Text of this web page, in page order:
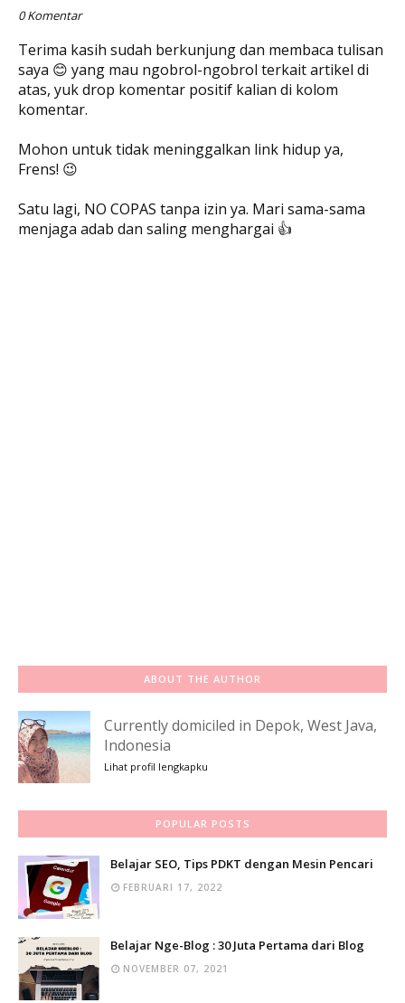
0 Komentar
Terima kasih sudah berkunjung dan membaca tulisan
saya 😊 yang mau ngobrol-ngobrol terkait artikel di
atas, yuk drop komentar positif kalian di kolom
komentar.
Mohon untuk tidak meninggalkan link hidup ya,
Frens! 😉
Satu lagi, NO COPAS tanpa izin ya. Mari sama-sama
menjaga adab dan saling menghargai 👍
ABOUT THE AUTHOR
Currently domiciled in Depok, West Java,
Indonesia
Lihat profil lengkapku
POPULAR POSTS
Belajar SEO, Tips PDKT dengan Mesin Pencari
FEBRUARI 17, 2022
Belajar Nge-Blog : 30 Juta Pertama dari Blog
NOVEMBER 07, 2021